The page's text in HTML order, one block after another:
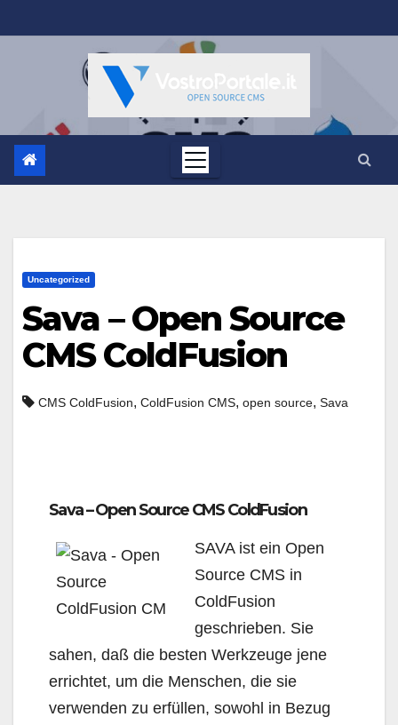
al
Uncategorized
Sava – Open Source
CMS ColdFusion
CMS ColdFusion, ColdFusion CMS, open source, Sava
Sava – Open Source CMS ColdFusion
SAVA ist ein Open
Source CMS in
ColdFusion
geschrieben. Sie
sahen, daß die besten Werkzeuge jene
errichtet, um die Menschen, die sie
verwenden zu erfüllen, sowohl in Bezug